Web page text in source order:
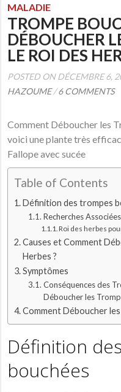
MALADIE
TROMPE
DÉBOUCHER
LE ROI DES
POSTED ON DÉCEMBRE 6,
HAZOUME/6 COMMENTS
Comment Déboucher les
voici une plante très
Fallope avec sucée
Table of Contents
Définition des trompes
Recherches Associées
Roi des herbes
Causes et Comment
Herbes ?
Symptômes
Conséquences des
Déboucher les
Comment Déboucher
Définition
bouchées